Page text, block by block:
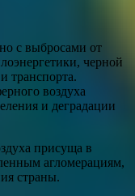
с выбросами от
черной
транспорта.
воздуха
и деградации
присуща в
агломерациям,
страны.